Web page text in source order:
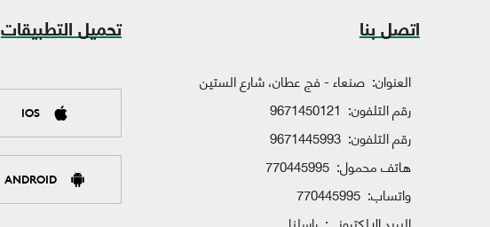
اتصل بنا
العنوان: صنعاء - فج عطان، شارع الستين
رقم التلفون: 9671450121
رقم التلفون: 9671445993
هاتف محمول: 770445995
واتساب: 770445995
تحميل التطبيقات
IOS
ANDROID